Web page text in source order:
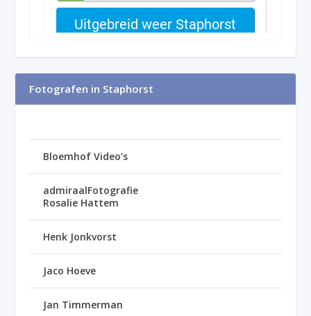
Fotografen in Staphorst
Bloemhof Video’s
admiraalFotografie
Rosalie Hattem
Henk Jonkvorst
Jaco Hoeve
Jan Timmerman